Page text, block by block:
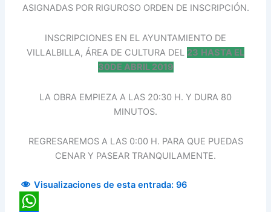
ASIGNADAS POR RIGUROSO ORDEN DE INSCRIPCIÓN.
INSCRIPCIONES EN EL AYUNTAMIENTO DE
VILLALBILLA, ÁREA DE CULTURA DEL 23 HASTA EL
30DE ABRIL 2019
LA OBRA EMPIEZA A LAS 20:30 H. Y DURA 80
MINUTOS.
REGRESAREMOS A LAS 0:00 H. PARA QUE PUEDAS
CENAR Y PASEAR TRANQUILAMENTE.
Visualizaciones de esta entrada: 96